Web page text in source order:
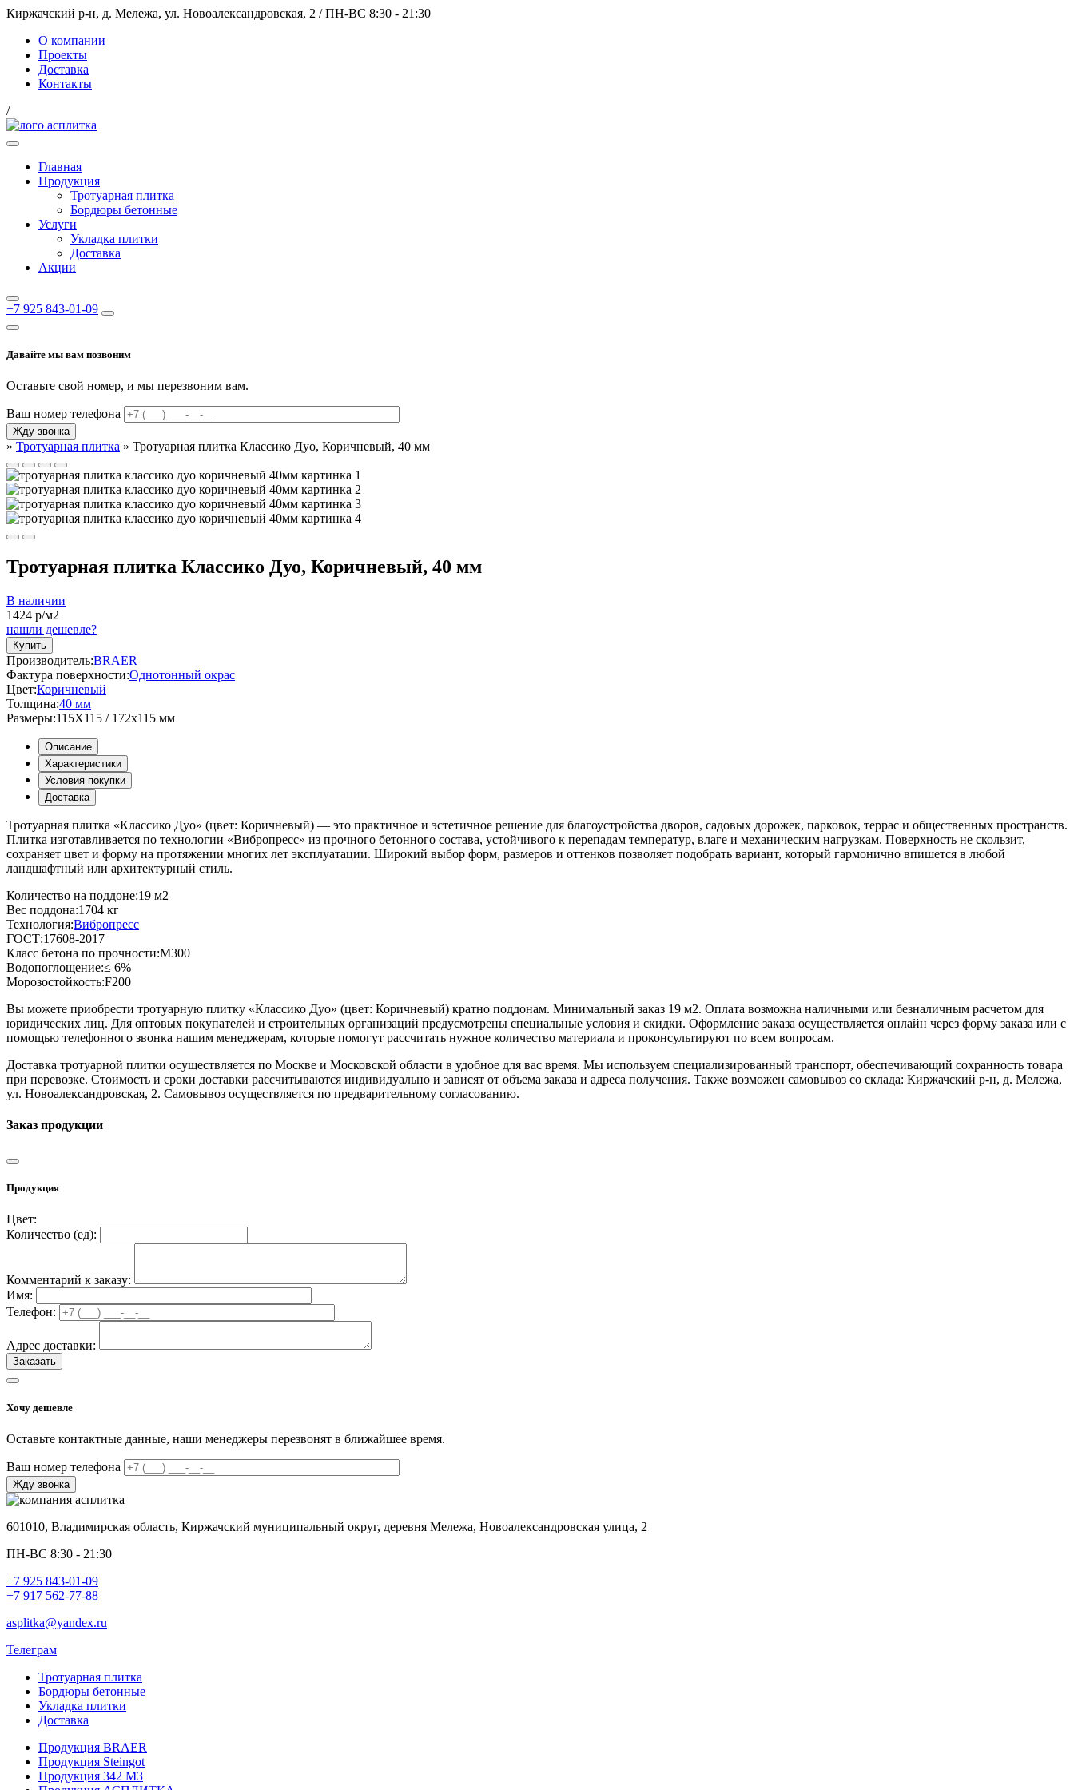
Киржачский р-н, д. Мележа, ул. Новоалександровская, 2 / ПН-ВС 8:30 - 21:30
О компании
Проекты
Доставка
Контакты
/
Главная
Продукция
Тротуарная плитка
Бордюры бетонные
Услуги
Укладка плитки
Доставка
Акции
+7 925 843-01-09
Давайте мы вам позвоним
Оставьте свой номер, и мы перезвоним вам.
Ваш номер телефона
» Тротуарная плитка » Тротуарная плитка Классико Дуо, Коричневый, 40 мм
Тротуарная плитка Классико Дуо, Коричневый, 40 мм
В наличии
1424 р/м2
нашли дешевле?
Купить
Производитель:BRAER
Фактура поверхности:Однотонный окрас
Цвет:Коричневый
Толщина:40 мм
Размеры:115Х115 / 172х115 мм
Описание
Характеристики
Условия покупки
Доставка
Тротуарная плитка «Классико Дуо» (цвет: Коричневый) — это практичное и эстетичное решение для благоустройства дворов, садовых дорожек, парковок, террас и общественных пространств.
Плитка изготавливается по технологии «Вибропресс» из прочного бетонного состава, устойчивого к перепадам температур, влаге и механическим нагрузкам. Поверхность не скользит,
сохраняет цвет и форму на протяжении многих лет эксплуатации. Широкий выбор форм, размеров и оттенков позволяет подобрать вариант, который гармонично впишется в любой
ландшафтный или архитектурный стиль.
Количество на поддоне:19 м2
Вес поддона:1704 кг
Технология:Вибропресс
ГОСТ:17608-2017
Класс бетона по прочности:М300
Водопоглощение:≤ 6%
Морозостойкость:F200
Вы можете приобрести тротуарную плитку «Классико Дуо» (цвет: Коричневый) кратно поддонам. Минимальный заказ 19 м2. Оплата возможна наличными или безналичным расчетом для
юридических лиц. Для оптовых покупателей и строительных организаций предусмотрены специальные условия и скидки. Оформление заказа осуществляется онлайн через форму заказа или с
помощью телефонного звонка нашим менеджерам, которые помогут рассчитать нужное количество материала и проконсультируют по всем вопросам.
Доставка тротуарной плитки осуществляется по Москве и Московской области в удобное для вас время. Мы используем специализированный транспорт, обеспечивающий сохранность товара
при перевозке. Стоимость и сроки доставки рассчитываются индивидуально и зависят от объема заказа и адреса получения. Также возможен самовывоз со склада: Киржачский р-н, д. Мележа,
ул. Новоалександровская, 2. Самовывоз осуществляется по предварительному согласованию.
Заказ продукции
Продукция
Цвет:
Количество (ед):
Комментарий к заказу:
Имя:
Телефон:
Адрес доставки:
Хочу дешевле
Оставьте контактные данные, наши менеджеры перезвонят в ближайшее время.
Ваш номер телефона
601010, Владимирская область, Киржачский муниципальный округ, деревня Мележа, Новоалександровская улица, 2
ПН-ВС 8:30 - 21:30
+7 925 843-01-09
+7 917 562-77-88
asplitka@yandex.ru
Телеграм
Тротуарная плитка
Бордюры бетонные
Укладка плитки
Доставка
Продукция BRAER
Продукция Steingot
Продукция 342 МЗ